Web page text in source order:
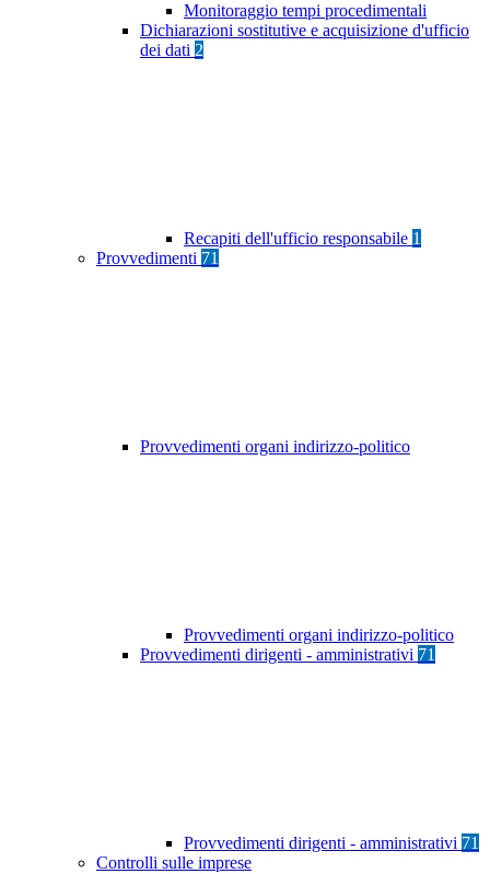
Monitoraggio tempi procedimentali
Dichiarazioni sostitutive e acquisizione d'ufficio
dei dati 2
Recapiti dell'ufficio responsabile 1
Provvedimenti 71
Provvedimenti organi indirizzo-politico
Provvedimenti organi indirizzo-politico
Provvedimenti dirigenti - amministrativi 71
Provvedimenti dirigenti - amministrativi 71
Controlli sulle imprese